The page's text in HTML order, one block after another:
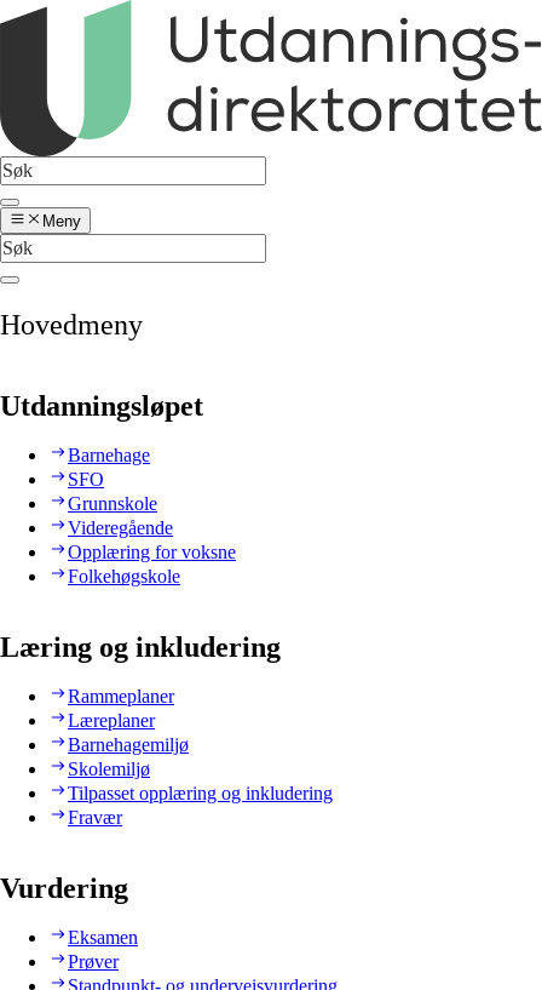
Meny
Hovedmeny
Utdanningsløpet
Barnehage
SFO
Grunnskole
Videregående
Opplæring for voksne
Folkehøgskole
Læring og inkludering
Rammeplaner
Læreplaner
Barnehagemiljø
Skolemiljø
Tilpasset opplæring og inkludering
Fravær
Vurdering
Eksamen
Prøver
Standpunkt- og underveisvurdering